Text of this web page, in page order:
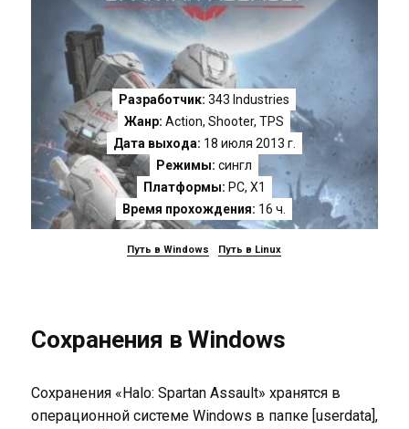
Разработчик: 343 Industries
Жанр: Action,Shooter,TPS
Дата выхода: 18 июля 2013 г.
Режимы: сингл
Платформы: PC, X1
Время прохождения: 16 ч.
Путь в Windows Путь в Linux
Сохранения в Windows
Сохранения «Halo: Spartan Assault» хранятся в
операционной системе Windows в папке [userdata],